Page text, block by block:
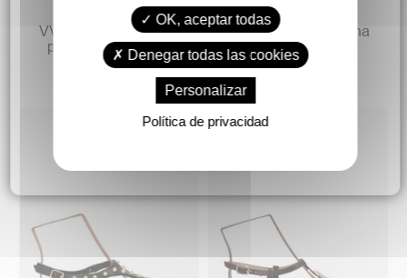
14,90 €
VVNN Sandalia dedo
plana confort mujer
12,90 €
VVNN Sandalia plana
cómoda mujer
OK, aceptar todas
Denegar todas las cookies
Personalizar
Política de privacidad